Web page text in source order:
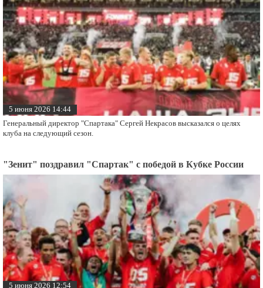
5 июня 2026 14:44
Генеральный директор "Спартака" Сергей Некрасов высказался о целях
клуба на следующий сезон.
"Зенит" поздравил "Спартак" с победой в Кубке России
5 июня 2026 12:54